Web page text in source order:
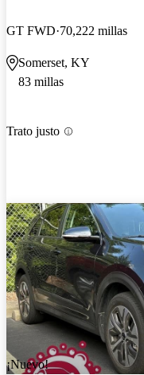
GT FWD 70,222 millas
Somerset, KY
83 millas
Trato justo
¡Nuevo!